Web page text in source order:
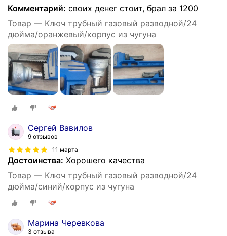
Комментарий: своих денег стоит, брал за 1200
Товар — Ключ трубный газовый разводной/24
дюйма/оранжевый/корпус из чугуна
Сергей Вавилов
9 отзывов
11 марта
Достоинства: Хорошего качества
Товар — Ключ трубный газовый разводной/24
дюйма/синий/корпус из чугуна
Марина Черевкова
3 отзыва